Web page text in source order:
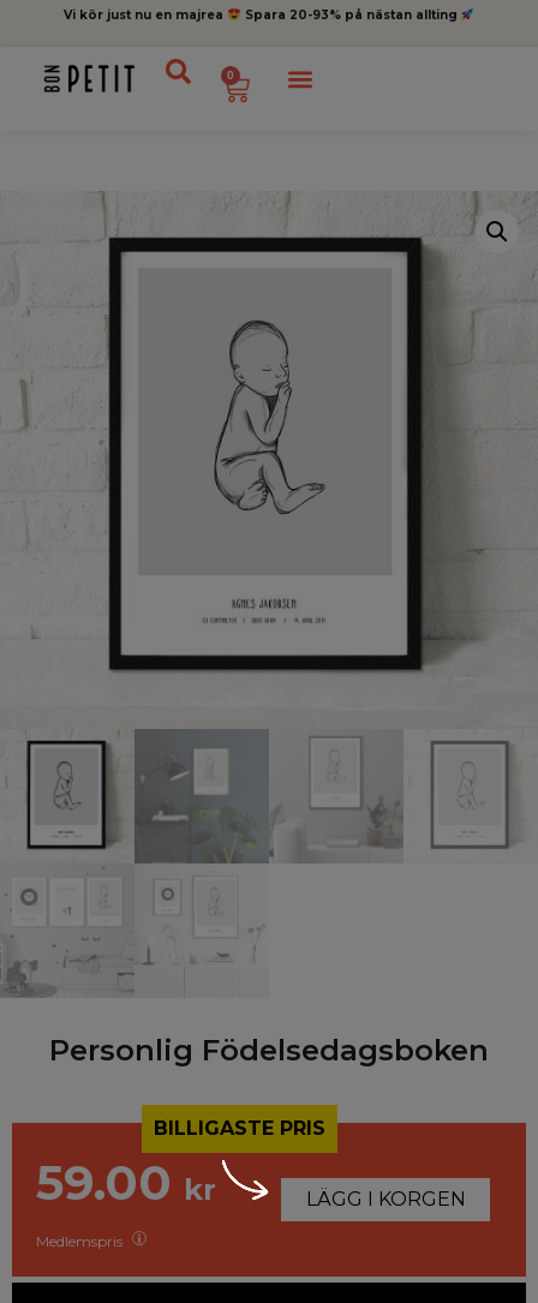
Vi kör just nu en majrea Spara 20-93% på nästan allting
0
Personlig Födelsedagsboken
BILLIGASTE PRIS
59.00 kr
Medlemspris
LÄGG I KORGEN